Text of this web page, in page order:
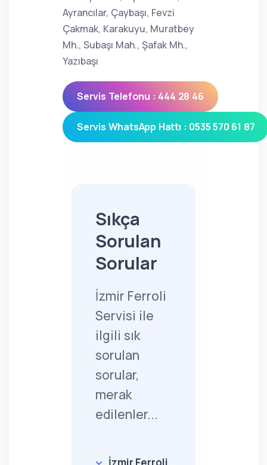
Ayrancılar, Çaybaşı, Fevzi
Çakmak, Karakuyu, Muratbey
Mh., Subaşı Mah., Şafak Mh.,
Yazıbaşı
Servis Telefonu : 444 28 46
Servis WhatsApp Hattı : 0535 570 61 87
Sıkça
Sorulan
Sorular
İzmir Ferroli
Servisi ile
ilgili sık
sorulan
sorular,
merak
edilenler...